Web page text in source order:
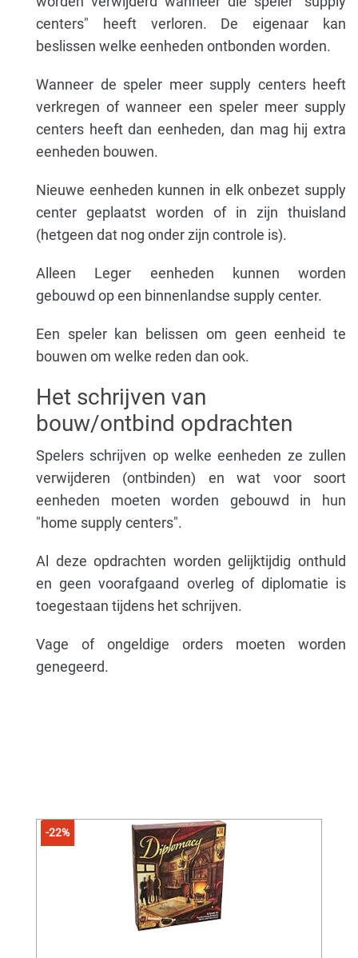
centers" heeft verloren. De eigenaar kan
beslissen welke eenheden ontbonden worden.
Wanneer de speler meer supply centers heeft
verkregen of wanneer een speler meer supply
centers heeft dan eenheden, dan mag hij extra
eenheden bouwen.
Nieuwe eenheden kunnen in elk onbezet supply
center geplaatst worden of in zijn thuisland
(hetgeen dat nog onder zijn controle is).
Alleen Leger eenheden kunnen worden
gebouwd op een binnenlandse supply center.
Een speler kan belissen om geen eenheid te
bouwen om welke reden dan ook.
Het schrijven van
bouw/ontbind opdrachten
Spelers schrijven op welke eenheden ze zullen
verwijderen (ontbinden) en wat voor soort
eenheden moeten worden gebouwd in hun
"home supply centers".
Al deze opdrachten worden gelijktijdig onthuld
en geen voorafgaand overleg of diplomatie is
toegestaan ​​tijdens het schrijven.
Vage of ongeldige orders moeten worden
genegeerd.
-22%